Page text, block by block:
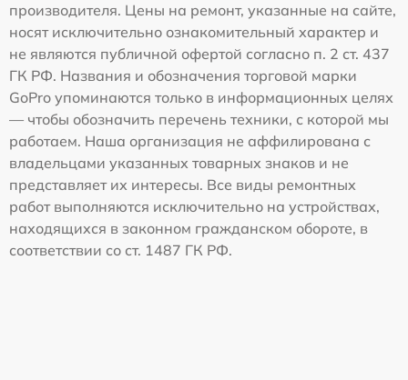
производителя. Цены на ремонт, указанные на сайте,
носят исключительно ознакомительный характер и
не являются публичной офертой согласно п. 2 ст. 437
ГК РФ. Названия и обозначения торговой марки
GoPro упоминаются только в информационных целях
— чтобы обозначить перечень техники, с которой мы
работаем. Наша организация не аффилирована с
владельцами указанных товарных знаков и не
представляет их интересы. Все виды ремонтных
работ выполняются исключительно на устройствах,
находящихся в законном гражданском обороте, в
соответствии со ст. 1487 ГК РФ.